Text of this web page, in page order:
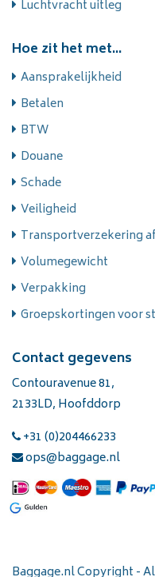
Luchtvracht uitleg
Hoe zit het met...
Aansprakelijkheid
Betalen
BTW
Douane
Schade
Veiligheid
Transportverzekering
Volumegewicht
Verpakking
Groepskortingen voor
Contact gegevens
Contouravenue 81,
2133LD, Hoofddorp
+31 (0)204466233
ops@baggage.nl
Baggage.nl Copyright -